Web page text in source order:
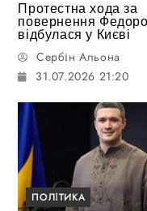
Протестна хода за
повернення
відбулася у Києві
Сербін Альона
31.07.2026 21:20
ПОЛІТИКА